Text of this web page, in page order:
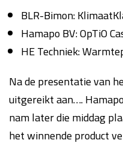
BLR-Bimon:
Hamapo BV: OpTiO
HE Techniek:
Na de presentatie van
uitgereikt aan….
nam later die middag
het winnende product